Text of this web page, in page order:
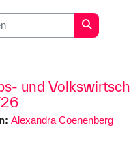
Kurse
und
Alexandra Coenenberg